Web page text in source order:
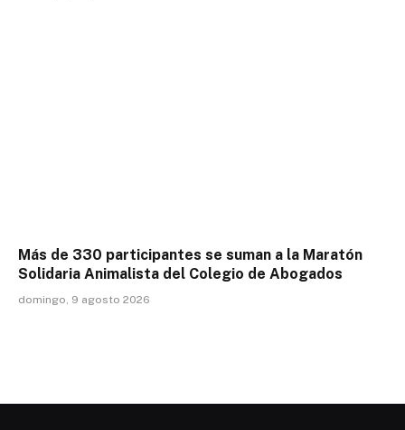
Más de 330 participantes se suman a la Maratón
Solidaria Animalista del Colegio de Abogados
domingo, 9 agosto 2026